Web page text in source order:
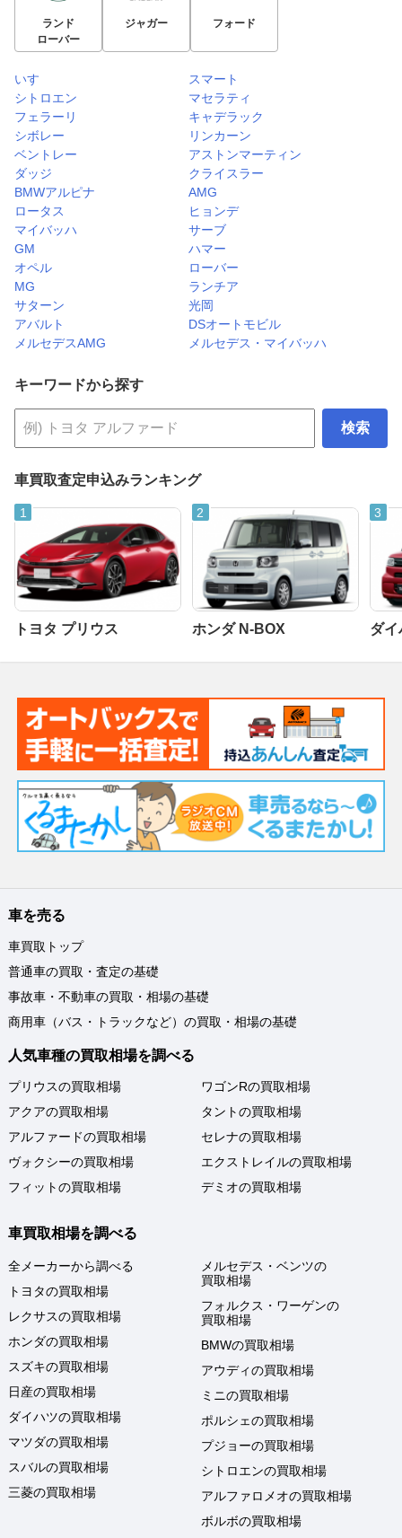
ランド
ローバー
ジャガー フォード
いすゞ
スマート
シトロエン
マセラティ
フェラーリ
キャデラック
シボレー
リンカーン
ベントレー
アストンマーティン
ダッジ
クライスラー
BMWアルピナ
AMG
ロータス
ヒョンデ
マイバッハ
サーブ
GM
ハマー
オペル
ローバー
MG
ランチア
サターン
光岡
アバルト
DSオートモビル
メルセデスAMG
メルセデス・マイバッハ
キーワードから探す
検索
車買取査定申込みランキング
トヨタ プリウス ホンダ N-BOX ダイ
車を売る
車買取トップ
普通車の買取・査定の基礎
事故車・不動車の買取・相場の基礎
商用車（バス・トラックなど）の買取・相場の基礎
人気車種の買取相場を調べる
プリウスの買取相場
アクアの買取相場
アルファードの買取相場
ヴォクシーの買取相場
フィットの買取相場
ワゴンRの買取相場
タントの買取相場
セレナの買取相場
エクストレイルの買取相場
デミオの買取相場
車買取相場を調べる
全メーカーから調べる
トヨタの買取相場
レクサスの買取相場
ホンダの買取相場
スズキの買取相場
日産の買取相場
ダイハツの買取相場
マツダの買取相場
スバルの買取相場
三菱の買取相場
メルセデス・ベンツの
買取相場
フォルクス・ワーゲンの
買取相場
BMWの買取相場
アウディの買取相場
ミニの買取相場
ポルシェの買取相場
プジョーの買取相場
シトロエンの買取相場
アルファロメオの買取相場
ボルボの買取相場